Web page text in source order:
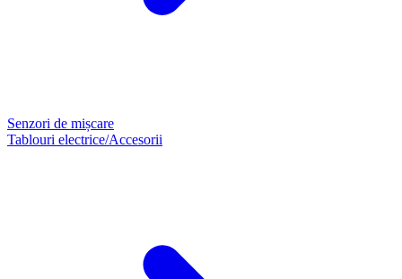
Senzori de mișcare
Tablouri electrice/Accesorii